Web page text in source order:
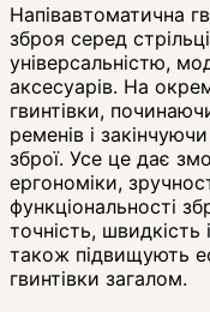
Напівавтоматична
зброя серед
універсальністю,
аксесуарів. На
гвинтівки,
ременів і
зброї. Усе це дає
ергономіки,
функціональності
точність, швидкість
також підвищують
гвинтівки загалом.